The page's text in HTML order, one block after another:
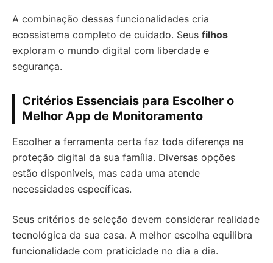
A combinação dessas funcionalidades cria
ecossistema completo de cuidado. Seus filhos
exploram o mundo digital com liberdade e
segurança.
Critérios Essenciais para Escolher o
Melhor App de Monitoramento
Escolher a ferramenta certa faz toda diferença na
proteção digital da sua família. Diversas opções
estão disponíveis, mas cada uma atende
necessidades específicas.
Seus critérios de seleção devem considerar realidade
tecnológica da sua casa. A melhor escolha equilibra
funcionalidade com praticidade no dia a dia.